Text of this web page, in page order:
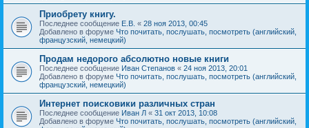
Приобрету книгу.
Последнее сообщение Е.В. « 28 ноя 2013, 00:45
Добавлено в форуме Что почитать, послушать, посмотреть (английский,
французский, немецкий)
Продам недорого абсолютно новые книги
Последнее сообщение Иван Степанов « 24 ноя 2013, 20:01
Добавлено в форуме Что почитать, послушать, посмотреть (английский,
французский, немецкий)
Интернет поисковики различных стран
Последнее сообщение Иван Л « 31 окт 2013, 10:08
Добавлено в форуме Что почитать, послушать, посмотреть (английский,